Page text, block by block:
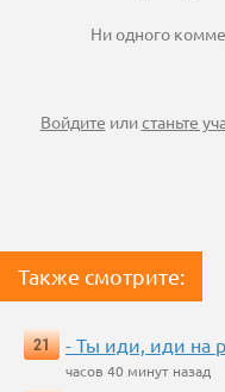
Ни одного
Войдите илистаньте
Также смотрите:
21 - Ты иди, иди на
часов 40 минут назад